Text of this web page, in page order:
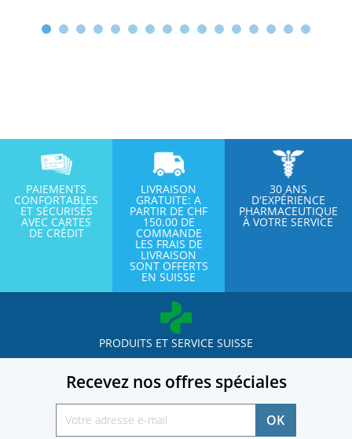
PAIEMENTS
CONFORTABLES
ET SÉCURISÉS
AVEC CARTES
DE CRÉDIT
LIVRAISON
GRATUITE: A
PARTIR DE CHF
150.00 DE
COMMANDE
LES FRAIS DE
LIVRAISON
SONT OFFERTS
EN SUISSE
30 ANS
D'EXPÉRIENCE
PHARMACEUTIQUE
À VOTRE SERVICE
PRODUITS ET SERVICE SUISSE
Recevez nos offres spéciales